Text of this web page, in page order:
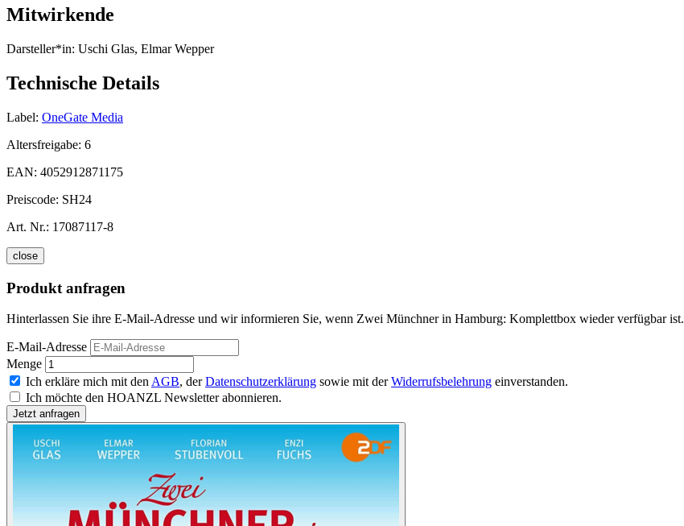
Mitwirkende
Darsteller*in: Uschi Glas, Elmar Wepper
Technische Details
Label: OneGate Media
Altersfreigabe: 6
EAN: 4052912871175
Preiscode: SH24
Art. Nr.: 17087117-8
close
Produkt anfragen
Hinterlassen Sie ihre E-Mail-Adresse und wir informieren Sie, wenn Zwei Münchner in Hamburg: Komplettbox wieder verfügbar ist.
E-Mail-Adresse
Menge
Ich erkläre mich mit den AGB, derDatenschutzerklärung sowie mit derWiderrufsbelehrung einverstanden.
Ich möchte den HOANZL Newsletter abonnieren.